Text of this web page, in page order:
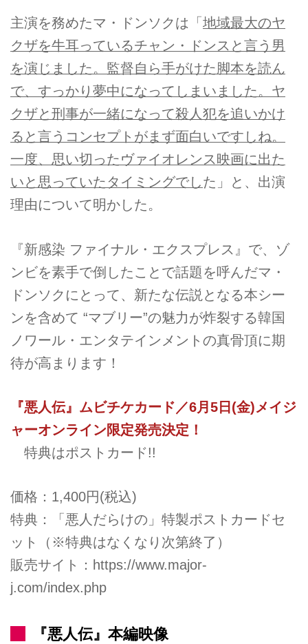
主演を務めたマ・ドンソクは「 地域最大のヤ
クザを牛耳っているチャン・ドンスと言う男
を演じました。監督自ら手がけた脚本を読ん
で、すっかり夢中になってしまいました。ヤ
クザと刑事が一緒になって殺人犯を追いかけ
ると言うコンセプトがまず面白いですしね。
一度、思い切ったヴァイオレンス映画に出た
いと思っていたタイミングでした」と、出演
理由について明かした。
『新感染 ファイナル・エクスプレス』で、ゾ
ンビを素手で倒したことで話題を呼んだマ・
ドンソクにとって、新たな伝説となる本シー
ンを含めて “マブリー”の魅力が炸裂する韓国
ノワール・エンタテインメントの真骨頂に期
待が高まります！
『悪人伝』ムビチケカード／6月5日(金)メイジ
ャーオンライン限定発売決定！
特典はポストカード!!
価格：1,400円(税込)
特典：「悪人だらけの」特製ポストカードセ
ット（※特典はなくなり次第終了）
販売サイト： https://www.major-
j.com/index.php
『悪人伝』本編映像